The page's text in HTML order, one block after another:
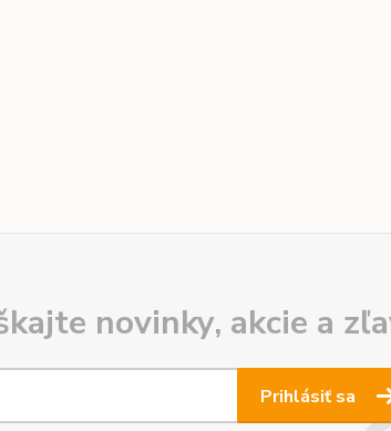
novinky, akcie a
Prihlásiť sa